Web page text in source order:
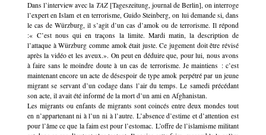
Dans l’interview avec la TAZ [Tageszeitung, journal de Berlin], on interroge
l’expert en Islam et en terrorisme, Guido Steinberg, on lui demande si, dans
le cas de Würzburg, il s’agit d’un cas d’amok ou de terrorisme. Il répond
:« C’est nous qui en traçons la limite. Mardi matin, la description de
l’attaque à Würzburg comme amok était juste. Ce jugement doit être révisé
après la vidéo et les aveux.». On peut en déduire que, pour lui, nous avons
à faire sans le moindre doute à un cas de terrorisme. Je maintiens : c’est
maintenant encore un acte de désespoir de type amok perpétré par un jeune
migrant se servant d’un codage dans l’air du temps. Le samedi précédant
son acte, il avait été informé de la mort d’un ami en Afghanistan.
Les migrants ou enfants de migrants sont coincés entre deux mondes tout
en n’appartenant ni à l’un ni à l’autre. L’absence d’estime et d’attention est
pour l’âme ce que la faim est pour l’estomac. L’offre de l’islamisme militant